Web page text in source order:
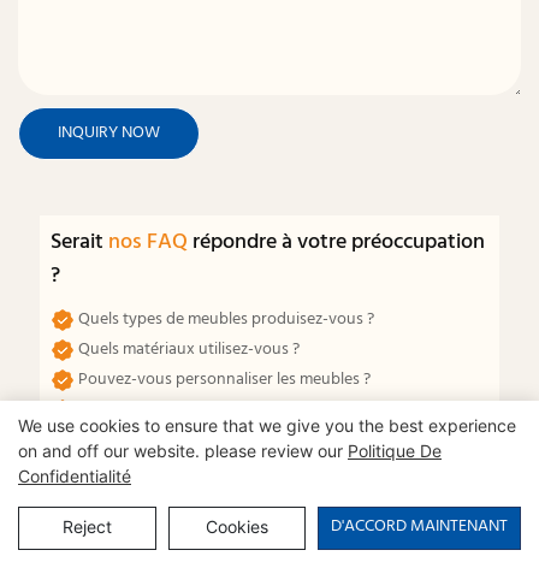
INQUIRY NOW
Serait nos FAQrépondre à votre préoccupation
?
Quels types de meubles produisez-vous ?
Quels matériaux utilisez-vous ?
Pouvez-vous personnaliser les meubles ?
Quelle est votre quantité minimum de commande
(MOQ) ?
Quelle est la durée de votre délai de production ?
Quelle est votre capacité de production ?
Afficher toutes les FAQ
We use cookies to ensure that we give you the best experience
on and off our website. please review our Politique De
Confidentialité
Reject Cookies D'ACCORD MAINTENANT